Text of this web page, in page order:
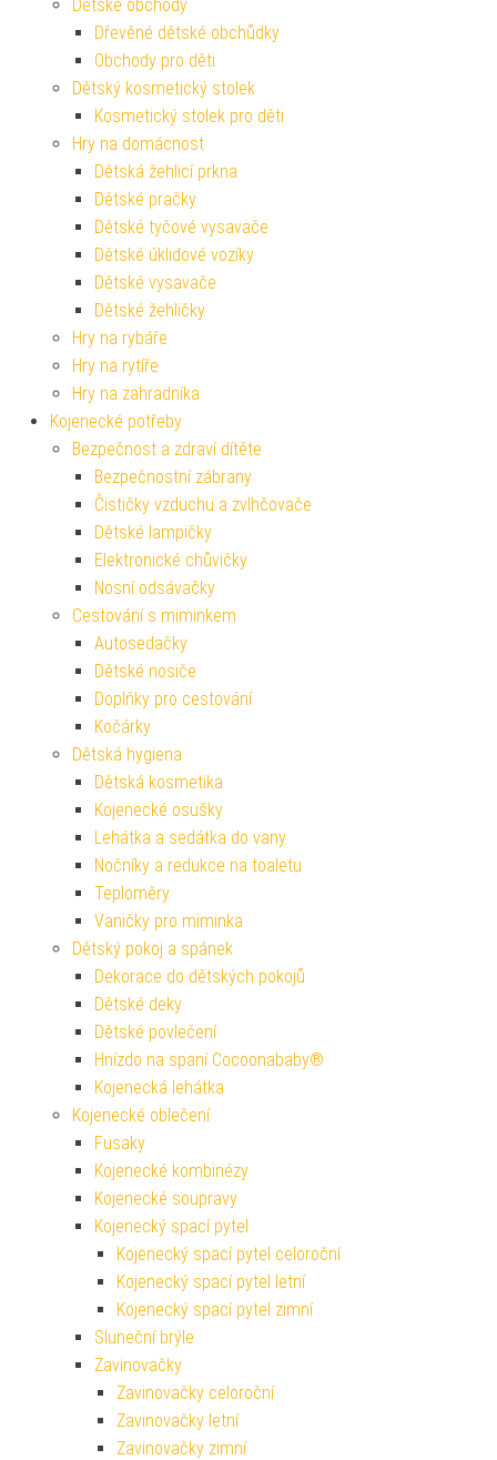
Dětské obchody
Dřevěné dětské obchůdky
Obchody pro děti
Dětský kosmetický stolek
Kosmetický stolek pro děti
Hry na domácnost
Dětská žehlicí prkna
Dětské pračky
Dětské tyčové vysavače
Dětské úklidové vozíky
Dětské vysavače
Dětské žehličky
Hry na rybáře
Hry na rytíře
Hry na zahradníka
Kojenecké potřeby
Bezpečnost a zdraví dítěte
Bezpečnostní zábrany
Čističky vzduchu a zvlhčovače
Dětské lampičky
Elektronické chůvičky
Nosní odsávačky
Cestování s miminkem
Autosedačky
Dětské nosiče
Doplňky pro cestování
Kočárky
Dětská hygiena
Dětská kosmetika
Kojenecké osušky
Lehátka a sedátka do vany
Nočníky a redukce na toaletu
Teploměry
Vaničky pro miminka
Dětský pokoj a spánek
Dekorace do dětských pokojů
Dětské deky
Dětské povlečení
Hnízdo na spaní Cocoonababy®
Kojenecká lehátka
Kojenecké oblečení
Fusaky
Kojenecké kombinézy
Kojenecké soupravy
Kojenecký spací pytel
Kojenecký spací pytel celoroční
Kojenecký spací pytel letní
Kojenecký spací pytel zimní
Sluneční brýle
Zavinovačky
Zavinovačky celoroční
Zavinovačky letní
Zavinovačky zimní